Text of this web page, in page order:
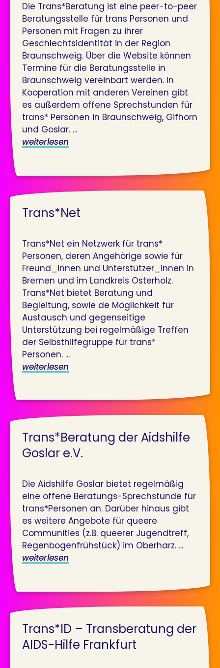
Die Trans*Beratung ist eine peer-to-peer
Beratungsstelle für trans Personen und
Personen mit Fragen zu ihrer
Geschlechts­identität in der Region
Braunschweig. Über die Website können
Termine für die Beratungsstelle in
Braunschweig vereinbart werden. In
Kooperation mit anderen Vereinen gibt
es außerdem offene Sprechstunden für
trans* Personen in Braunschweig, Gifhorn
und Goslar. ...
weiterlesen
Trans*Net
Trans*Net ein Netzwerk für trans*
Personen, deren Angehörige sowie für
Freund_innen und Unterstützer_innen in
Bremen und im Landkreis Osterholz.
Trans*Net bietet Beratung und
Begleitung, sowie de Möglichkeit für
Austausch und gegenseitige
Unterstützung bei regelmäßige Treffen
der Selbsthilfegruppe für trans*
Personen. ...
weiterlesen
Trans*Beratung der Aidshilfe
Goslar e.V.
Die Aidshilfe Goslar bietet regelmäßig
eine offene Beratungs-Sprechstunde für
trans*Personen an. Darüber hinaus gibt
es weitere Angebote für queere
Communities (z.B. queerer Jugendtreff,
Regenbogenfrühstück) im Oberharz. ...
weiterlesen
Trans*ID – Transberatung der
AIDS-Hilfe Frankfurt